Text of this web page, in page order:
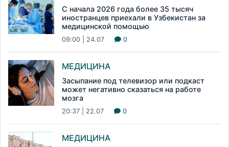
С начала 2026 года более 35 тысяч
иностранцев приехали в Узбекистан за
медицинской помощью
09:00 | 24.07 0
МЕДИЦИНА
Засыпание под телевизор или подкаст
может негативно сказаться на работе
мозга
20:37 | 22.07 0
МЕДИЦИНА